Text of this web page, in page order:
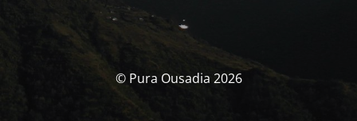
© Pura Ousadia 2026